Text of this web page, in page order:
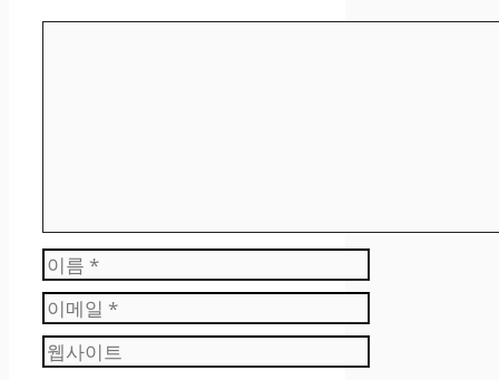
이
름
이
메
일
웹
사